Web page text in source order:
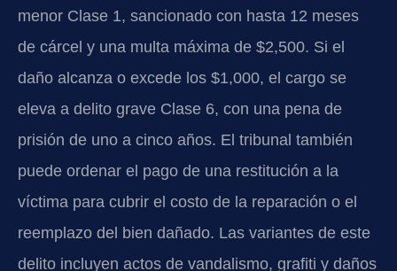
menor Clase 1, sancionado con hasta 12 meses
de cárcel y una multa máxima de $2,500. Si el
daño alcanza o excede los $1,000, el cargo se
eleva a delito grave Clase 6, con una pena de
prisión de uno a cinco años. El tribunal también
puede ordenar el pago de una restitución a la
víctima para cubrir el costo de la reparación o el
reemplazo del bien dañado. Las variantes de este
delito incluyen actos de vandalismo, grafiti y daños